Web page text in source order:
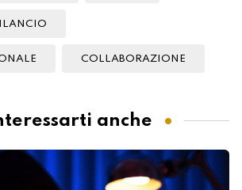
COLLABORAZIONE
anche